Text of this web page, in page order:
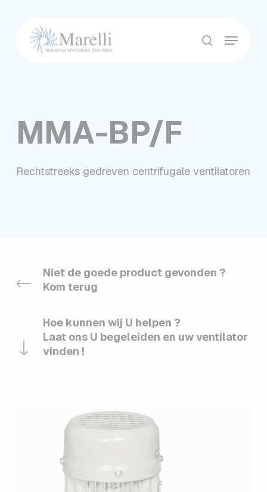
content
search
Menu
MMA-BP/F
Rechtstreeks gedreven centrifugale ventilatoren
Niet de goede product gevonden ?
Kom terug
Hoe kunnen wij U helpen ?
Laat ons U begeleiden en uw ventilator
vinden !
Close